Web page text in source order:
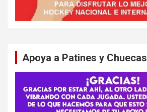
Apoya a Patines y Chuecas